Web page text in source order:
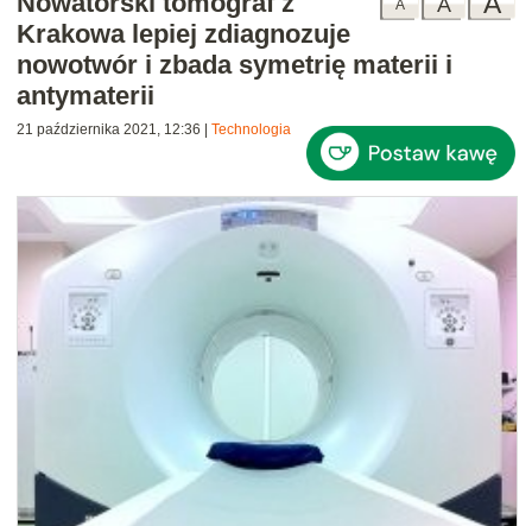
A
A
Krakowa lepiej zdiagnozuje
nowotwór i zbada symetrię materii i
antymaterii
21 października 2021, 12:36 Technologia